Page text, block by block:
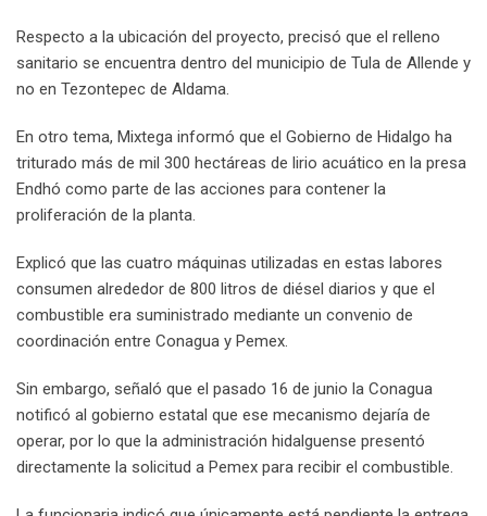
Respecto a la ubicación del proyecto, precisó que el relleno
sanitario se encuentra dentro del municipio de Tula de Allende y
no en Tezontepec de Aldama.
En otro tema, Mixtega informó que el Gobierno de Hidalgo ha
triturado más de mil 300 hectáreas de lirio acuático en la presa
Endhó como parte de las acciones para contener la
proliferación de la planta.
Explicó que las cuatro máquinas utilizadas en estas labores
consumen alrededor de 800 litros de diésel diarios y que el
combustible era suministrado mediante un convenio de
coordinación entre Conagua y Pemex.
Sin embargo, señaló que el pasado 16 de junio la Conagua
notificó al gobierno estatal que ese mecanismo dejaría de
operar, por lo que la administración hidalguense presentó
directamente la solicitud a Pemex para recibir el combustible.